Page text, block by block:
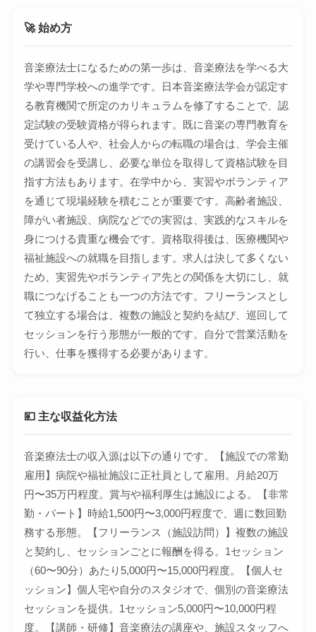
🚀 始め方
音楽療法士になるための第一歩は、音楽療法を学べる大
学や専門学校への進学です。日本音楽療法学会が認定す
る教育機関で所定のカリキュラムを修了することで、認
定試験の受験資格が得られます。既に音楽の専門教育を
受けている人や、社会人からの転職の場合は、学会主催
の講習会を受講し、必要な単位を取得して資格試験を目
指す方法もあります。在学中から、実習やボランティア
を通じて現場経験を積むことが重要です。高齢者施設、
障がい者施設、病院などでの実習は、実践的なスキルを
身につける貴重な機会です。資格取得後は、医療機関や
福祉施設への就職を目指します。求人は決して多くない
ため、実習先やボランティア先との関係を大切にし、就
職につなげることも一つの方法です。フリーランスとし
て独立する場合は、複数の施設と契約を結び、巡回して
セッションを行う形態が一般的です。自分で営業活動を
行い、仕事を獲得する必要があります。
💴 主な収益化方法
音楽療法士の収入源は以下の通りです。【施設での常勤
雇用】病院や福祉施設に正社員として雇用。月給20万
円〜35万円程度。賞与や福利厚生は施設による。【非常
勤・パート】時給1,500円〜3,000円程度で、週に数回勤
務する形態。【フリーランス（施設訪問）】複数の施設
と契約し、セッションごとに報酬を得る。1セッション
（60〜90分）あたり5,000円〜15,000円程度。【個人セ
ッション】個人宅や自分のスタジオで、個別の音楽療法
セッションを提供。1セッション5,000円〜10,000円程
度。【講師・研修】音楽療法の講座や、施設スタッフへ